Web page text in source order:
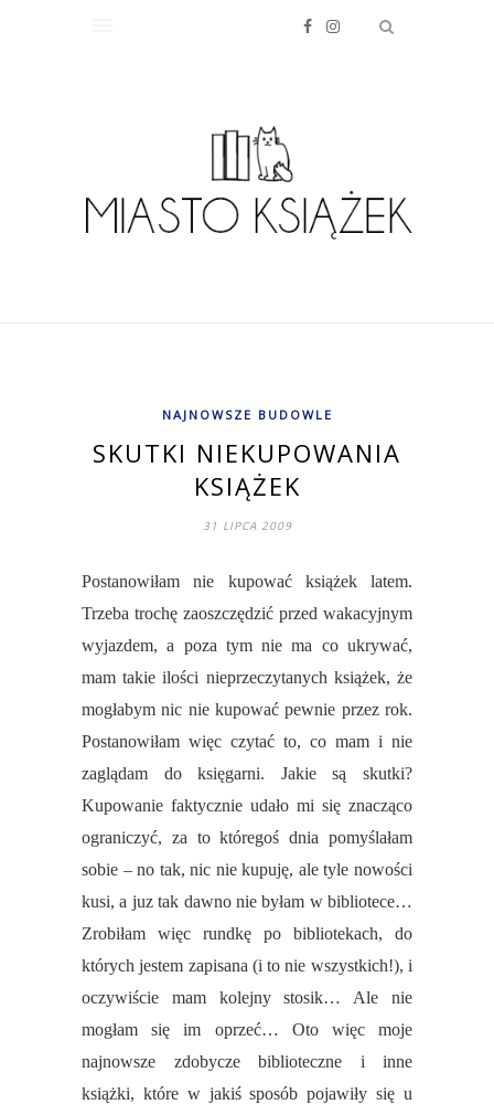
NAJNOWSZE BUDOWLE
SKUTKI NIEKUPOWANIA
KSIĄŻEK
31 LIPCA 2009
Postanowiłam nie kupować książek latem.
Trzeba trochę zaoszczędzić przed wakacyjnym
wyjazdem, a poza tym nie ma co ukrywać,
mam takie ilości nieprzeczytanych książek, że
mogłabym nic nie kupować pewnie przez rok.
Postanowiłam więc czytać to, co mam i nie
zaglądam do księgarni. Jakie są skutki?
Kupowanie faktycznie udało mi się znacząco
ograniczyć, za to któregoś dnia pomyślałam
sobie – no tak, nic nie kupuję, ale tyle nowości
kusi, a juz tak dawno nie byłam w bibliotece…
Zrobiłam więc rundkę po bibliotekach, do
których jestem zapisana (i to nie wszystkich!), i
oczywiście mam kolejny stosik… Ale nie
mogłam się im oprzeć… Oto więc moje
najnowsze zdobycze biblioteczne i inne
książki, które w jakiś sposób pojawiły się u